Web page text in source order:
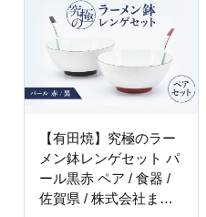
【有田焼】究極のラー
メン鉢レンゲセット パ
ール黒赤 ペア / 食器 /
佐賀県 / 株式会社まる